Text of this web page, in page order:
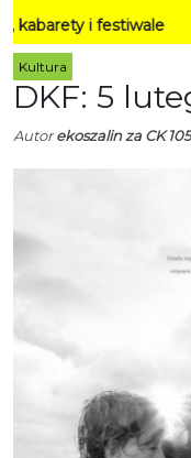
i festiwale
Kultura
DKF: 5
Autorekoszalin za CK